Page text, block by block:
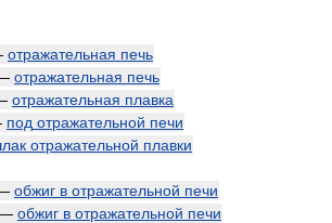
отражательная печь
отражательная печь
отражательная плавка
под отражательной печи
отражательной плавки
обжиг в отражательной печи
обжиг в отражательной печи